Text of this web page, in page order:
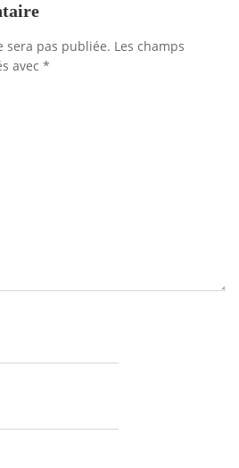
sera pas publiée. Les champs
avec *